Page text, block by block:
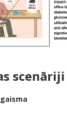
scenāriji